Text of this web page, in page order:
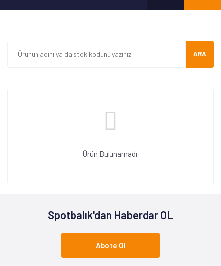
ARA
Ürün Bulunamadı.
Spotbalık'dan Haberdar OL
Abone Ol